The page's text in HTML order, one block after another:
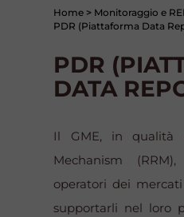
Home > Monitoraggio e
PDR (Piattaforma Data
PDR
DATA
Il GME, in qualità
Mechanism
operatori dei
supportarli nel loro